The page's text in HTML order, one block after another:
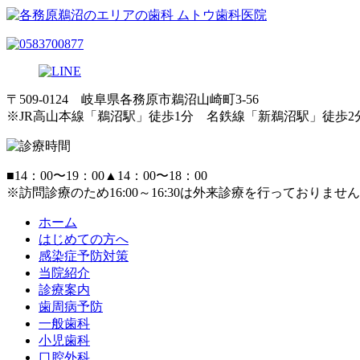
〒509-0124 岐阜県各務原市鵜沼山崎町3-56
※JR高山本線「鵜沼駅」徒歩1分 名鉄線「新鵜沼駅」徒歩2
■14：00〜19：00 ▲ 14：00〜18：00
※訪問診療のため16:00～16:30は外来診療を行っておりません
ホーム
はじめての方へ
感染症予防対策
当院紹介
診療案内
歯周病予防
一般歯科
小児歯科
口腔外科